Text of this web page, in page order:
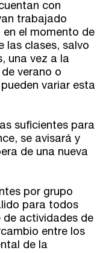
con
trabajado
en el momento de
las clases, salvo
una vez a la
verano o
variar esta
suficientes para
se avisará y
de una nueva
por grupo
para todos
de actividades de
entre los
de la